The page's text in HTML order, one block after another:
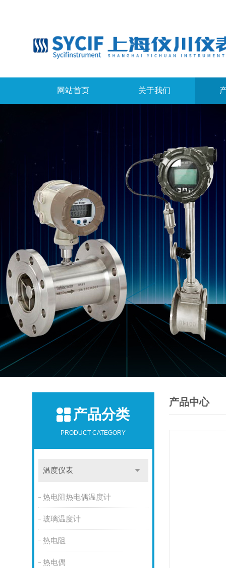
网站首页 关于我们
产品分类
PRODUCT CATEGORY
温度仪表
热电阻热电偶温度计
玻璃温度计
热电阻
热电偶
产品中心